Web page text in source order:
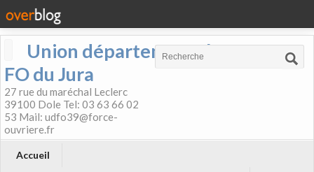
Union départementale
FO du Jura
27 rue du maréchal Leclerc
39100 Dole Tel: 03 63 66 02
53 Mail: udfo39@force-
ouvriere.fr
Accueil